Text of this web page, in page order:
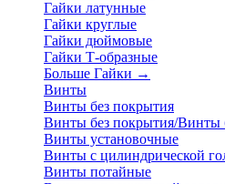
Гайки латунные
Гайки круглые
Гайки дюймовые
Гайки Т-образные
Больше Гайки →
Винты
Винты без покрытия
Винты без покрытия/Винты
Винты установочные
Винты с цилиндрической
Винты потайные